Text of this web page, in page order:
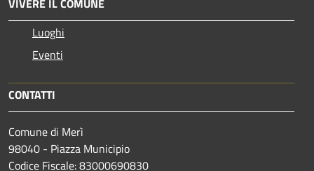
Luoghi
Eventi
CONTATTI
Comune di Merì
98040 - Piazza Municipio
Codice Fiscale: 83000690830